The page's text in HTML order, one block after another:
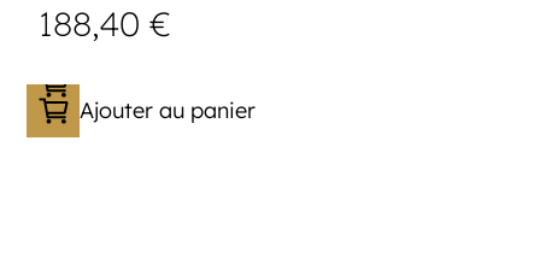
188,40€
Ajouter au panier